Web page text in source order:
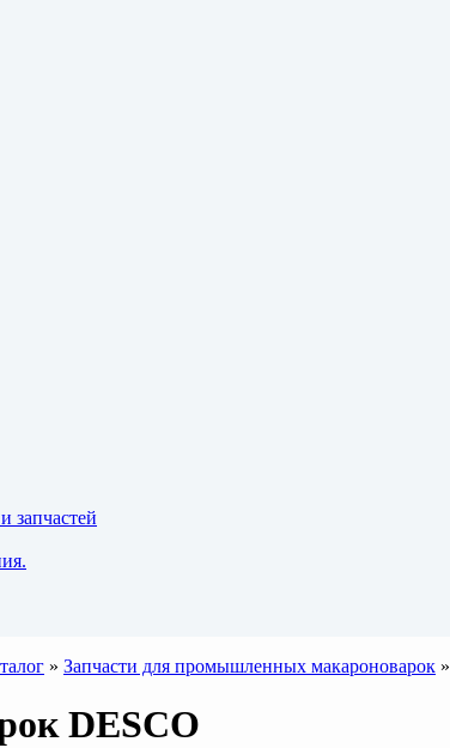
запчастей
» Запчасти для промышленных макароноварок »
DESCO